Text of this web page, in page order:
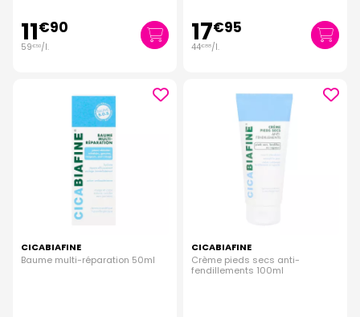
11€90
59€50/l. 17€95
44€88/l.
CICABIAFINE
Baume multi-réparation 50ml
CICABIAFINE
Crème pieds secs anti-
fendillements 100ml